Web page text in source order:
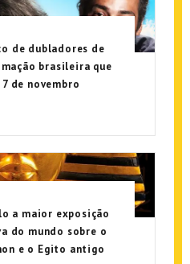
de dubladores de
brasileira que
de novembro
a maior exposição
do mundo sobre o
e o Egito antigo